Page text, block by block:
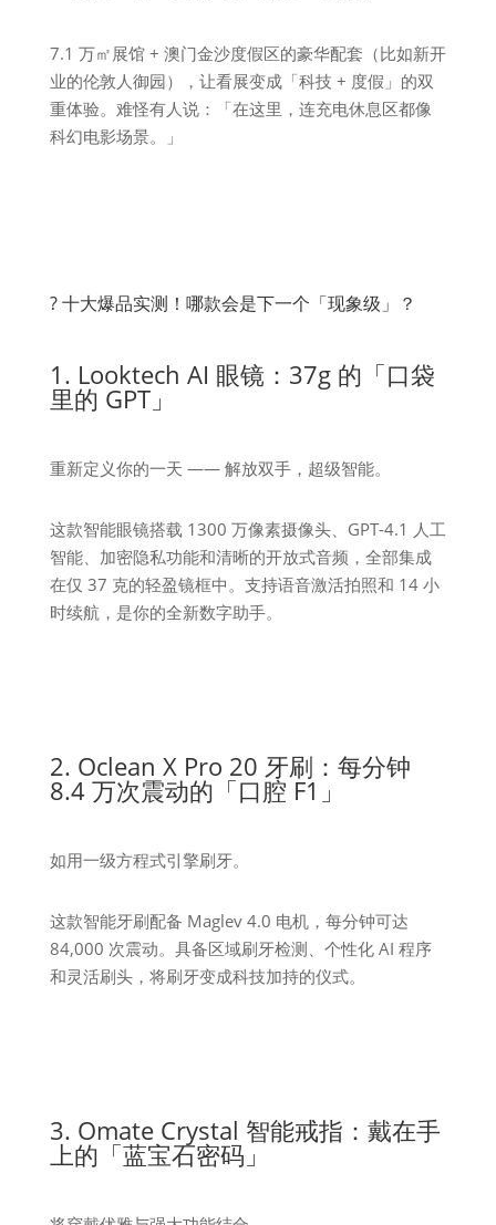
7.1 万㎡展馆 + 澳门金沙度假区的豪华配套（比如新开
业的伦敦人御园），让看展变成「科技 + 度假」的双
重体验。难怪有人说：「在这里，连充电休息区都像
科幻电影场景。」
? 十大爆品实测！哪款会是下一个「现象级」？
1. Looktech AI 眼镜：37g 的「口袋
里的 GPT」
重新定义你的一天 —— 解放双手，超级智能。
这款智能眼镜搭载 1300 万像素摄像头、GPT-4.1 人工
智能、加密隐私功能和清晰的开放式音频，全部集成
在仅 37 克的轻盈镜框中。支持语音激活拍照和 14 小
时续航，是你的全新数字助手。
2. Oclean X Pro 20 牙刷：每分钟
8.4 万次震动的「口腔 F1」
如用一级方程式引擎刷牙。
这款智能牙刷配备 Maglev 4.0 电机，每分钟可达
84,000 次震动。具备区域刷牙检测、个性化 AI 程序
和灵活刷头，将刷牙变成科技加持的仪式。
3. Omate Crystal 智能戒指：戴在手
上的「蓝宝石密码」